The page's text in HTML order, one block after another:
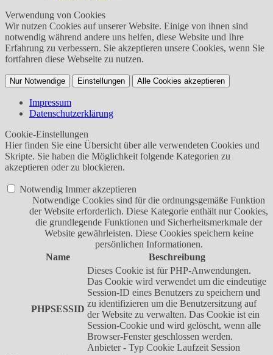
Verwendung von Cookies
Wir nutzen Cookies auf unserer Website. Einige von ihnen sind
notwendig während andere uns helfen, diese Website und Ihre
Erfahrung zu verbessern. Sie akzeptieren unsere Cookies, wenn Sie
fortfahren diese Webseite zu nutzen.
Nur Notwendige Einstellungen Alle Cookies akzeptieren
Impressum
Datenschutzerklärung
Cookie-Einstellungen
Hier finden Sie eine Übersicht über alle verwendeten Cookies und
Skripte. Sie haben die Möglichkeit folgende Kategorien zu
akzeptieren oder zu blockieren.
Notwendig Immer akzeptieren
Notwendige Cookies sind für die ordnungsgemäße Funktion
der Website erforderlich. Diese Kategorie enthält nur Cookies,
die grundlegende Funktionen und Sicherheitsmerkmale der
Website gewährleisten. Diese Cookies speichern keine
persönlichen Informationen.
Name
Beschreibung
PHPSESSID
Dieses Cookie ist für PHP-Anwendungen.
Das Cookie wird verwendet um die eindeutige
Session-ID eines Benutzers zu speichern und
zu identifizieren um die Benutzersitzung auf
der Website zu verwalten. Das Cookie ist ein
Session-Cookie und wird gelöscht, wenn alle
Browser-Fenster geschlossen werden.
Anbieter - Typ Cookie Laufzeit Session